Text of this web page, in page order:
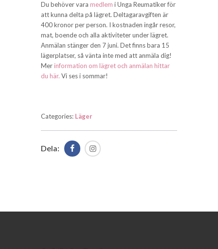
Du behöver vara medlem i Unga Reumatiker för
att kunna delta på lägret. Deltagaravgiften är
400 kronor per person. I kostnaden ingår resor,
mat, boende och alla aktiviteter under lägret.
Anmälan stänger den 7 juni. Det finns bara 15
lägerplatser, så vänta inte med att anmäla dig!
Merinformation om lägret och anmälan hittar
du här. Vi ses i sommar!
Categories: Läger
Dela: